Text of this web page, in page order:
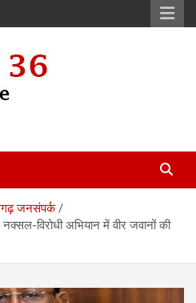
जनसंपर्क
विरोधी अभियान में वीर जवानों की